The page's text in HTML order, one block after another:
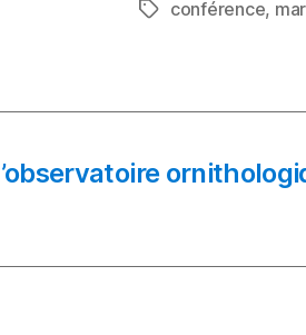
o
k
Étiquettes
conférence,